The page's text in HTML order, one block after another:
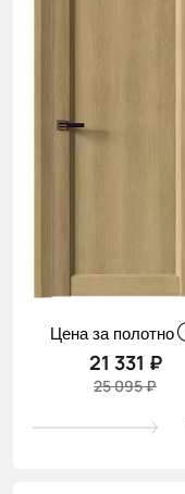
Цена за полотно
21 331 ₽
25 095 ₽